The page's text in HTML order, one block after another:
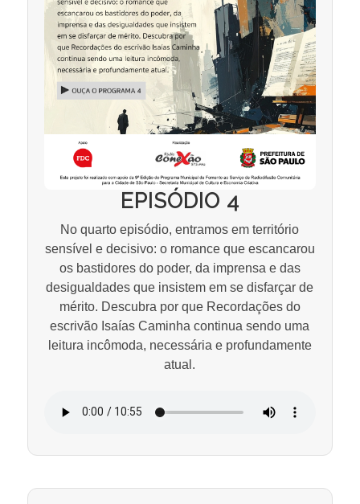
EPISÓDIO 4
No quarto episódio, entramos em território
sensível e decisivo: o romance que escancarou
os bastidores do poder, da imprensa e das
desigualdades que insistem em se disfarçar de
mérito. Descubra por que Recordações do
escrivão Isaías Caminha continua sendo uma
leitura incômoda, necessária e profundamente
atual.